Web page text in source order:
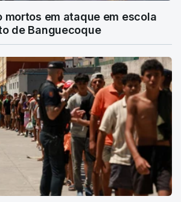
mortos em ataque em escola
de Banguecoque